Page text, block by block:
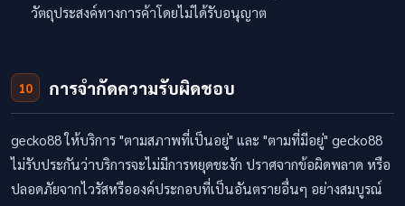
วัตถุประสงค์ทางการค้าโดยไม่ได้รับอนุญาต
10 การจำกัดความรับผิดชอบ
gecko88 ให้บริการ "ตามสภาพที่เป็นอยู่" และ "ตามที่มีอยู่" gecko88
ไม่รับประกันว่าบริการจะไม่มีการหยุดชะงัก ปราศจากข้อผิดพลาด หรือ
ปลอดภัยจากไวรัสหรือองค์ประกอบที่เป็นอันตรายอื่นๆ อย่างสมบูรณ์